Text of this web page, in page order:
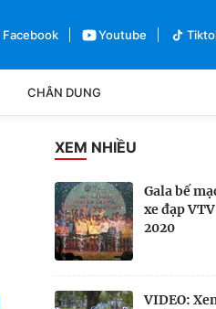
Facebook Youtube
CHÂN DUNG
Bên
XEM NHIỀU
Gala bế
xe đạp
2020
VIDEO: